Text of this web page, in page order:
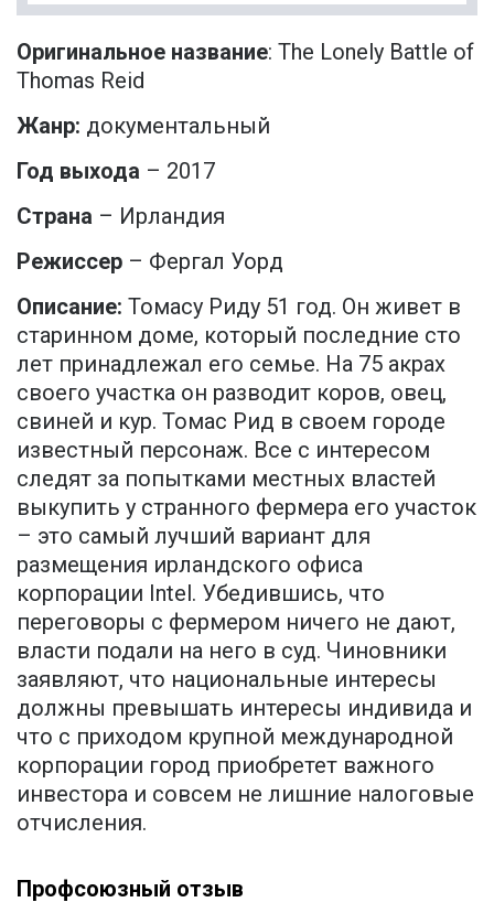
Оригинальное название: The Lonely Battle of
Thomas Reid
Жанр: документальный
Год выхода – 2017
Страна – Ирландия
Режиссер – Фергал Уорд
Описание: Томасу Риду 51 год. Он живет в
старинном доме, который последние сто
лет принадлежал его семье. На 75 акрах
своего участка он разводит коров, овец,
свиней и кур. Томас Рид в своем городе
известный персонаж. Все с интересом
следят за попытками местных властей
выкупить у странного фермера его участок
– это самый лучший вариант для
размещения ирландского офиса
корпорации Intel. Убедившись, что
переговоры с фермером ничего не дают,
власти подали на него в суд. Чиновники
заявляют, что национальные интересы
должны превышать интересы индивида и
что с приходом крупной международной
корпорации город приобретет важного
инвестора и совсем не лишние налоговые
отчисления.
Профсоюзный отзыв